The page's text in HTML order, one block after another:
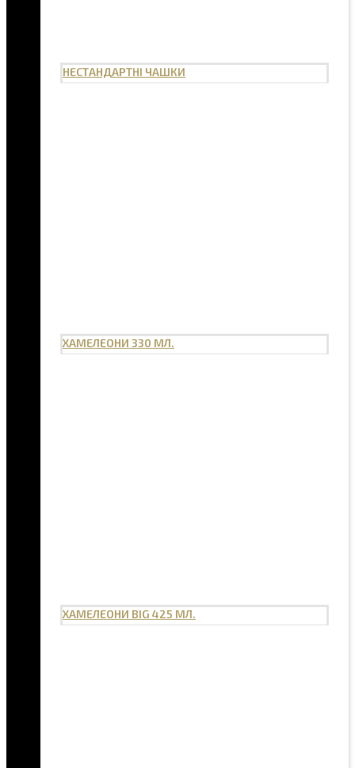
НЕСТАНДАРТНІ ЧАШКИ
ХАМЕЛЕОНИ 330 МЛ.
ХАМЕЛЕОНИ BIG 425 МЛ.